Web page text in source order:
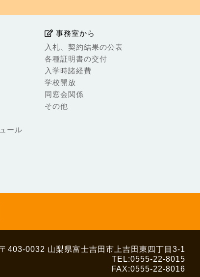
ール
事務室から
入札、契約結果の公表
各種証明書の交付
入学時諸経費
学校開放
同窓会関係
その他
〒403-0032 山梨県富士吉田市上吉田東四丁目3-1
TEL:0555-22-8015
FAX:0555-22-8016